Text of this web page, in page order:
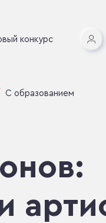
конкурс
С образованием